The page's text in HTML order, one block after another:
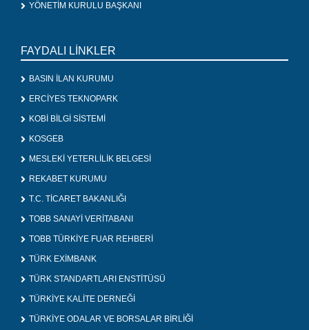
YÖNETİM KURULU BAŞKANI
FAYDALI LİNKLER
BASIN İLAN KURUMU
ERCİYES TEKNOPARK
KOBİ BİLGİ SİSTEMİ
KOSGEB
MESLEKİ YETERLİLİK BELGESİ
REKABET KURUMU
T.C. TİCARET BAKANLIĞI
TOBB SANAYİ VERİTABANI
TOBB TÜRKİYE FUAR REHBERİ
TÜRK EXİMBANK
TÜRK STANDARTLARI ENSTİTÜSÜ
TÜRKİYE KALİTE DERNEĞİ
TÜRKİYE ODALAR VE BORSALAR BİRLİĞİ